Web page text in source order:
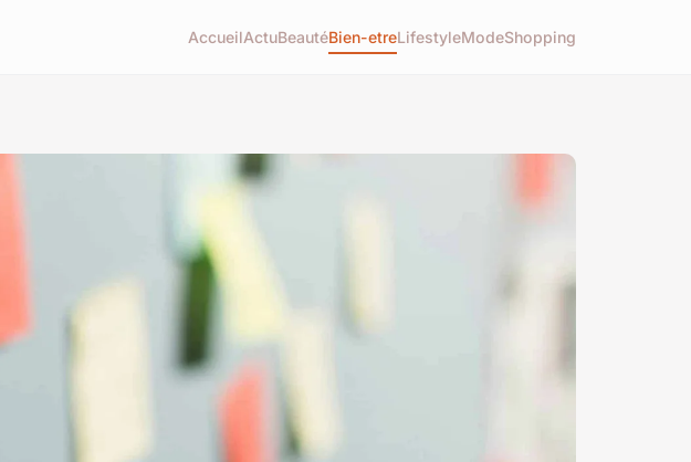
AccueilActuBeautéBien-etreLifestyleModeShopping